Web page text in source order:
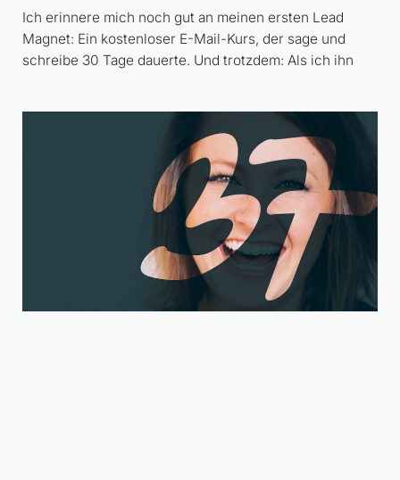
Ich erinnere mich noch gut an meinen ersten Lead
Magnet: Ein kostenloser E-Mail-Kurs, der sage und
schreibe 30 Tage dauerte. Und trotzdem: Als ich ihn